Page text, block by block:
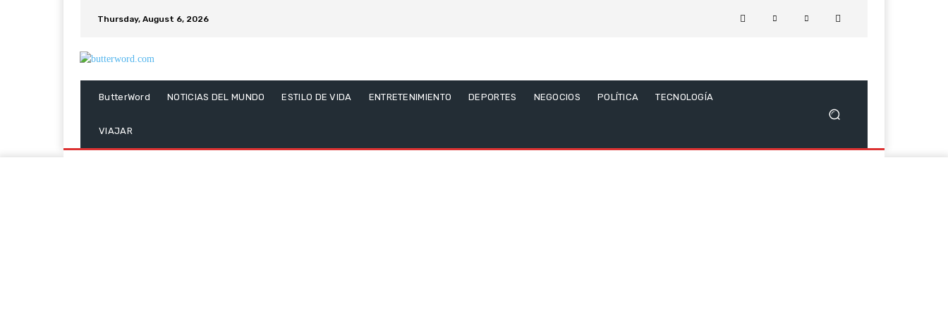
Thursday, August 6, 2026
ButterWord NOTICIAS DEL MUNDO ESTILO DE VIDA ENTRETENIMIENTO DEPORTES NEGOCIOS POLÍTICA TECNOLOGÍA
VIAJAR